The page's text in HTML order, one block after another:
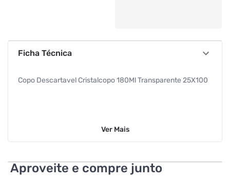
Ficha Técnica
Copo Descartavel Cristalcopo 180Ml Transparente 25X100
Ver Mais
Aproveite e compre junto